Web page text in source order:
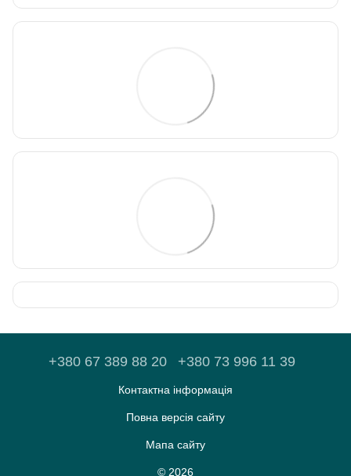
+380 67 389 88 20 +380 73 996 11 39
Контактна інформація
Повна версія сайту
Мапа сайту
© 2026